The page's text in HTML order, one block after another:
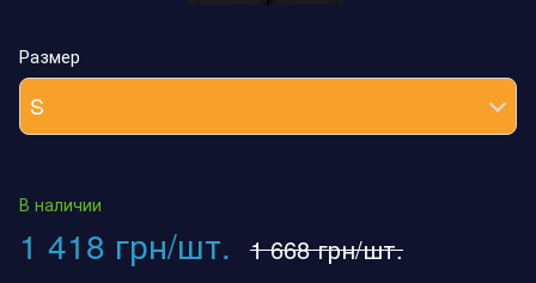
Размер
S
В наличии
1 418 грн/шт. 1 668 грн/шт.